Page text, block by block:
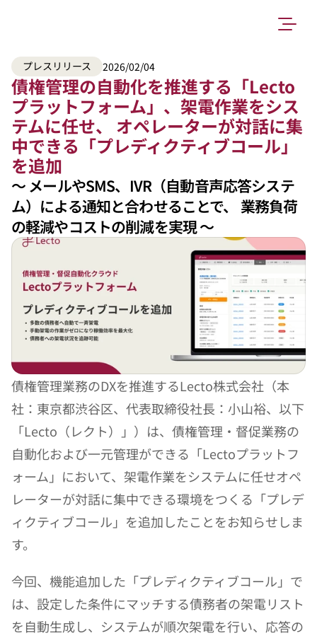
プレスリリース 2026/02/04
債権管理の自動化を推進する「Lecto
プラットフォーム」、架電作業をシス
テムに任せ、 オペレーターが対話に集
中できる「プレディクティブコール」
を追加
〜 メールやSMS、IVR（自動音声応答システ
ム）による通知と合わせることで、 業務負荷
の軽減やコストの削減を実現 〜
債権管理業務のDXを推進するLecto株式会社（本
社：東京都渋谷区、代表取締役社長：小山裕、以下
「Lecto（レクト）」）は、債権管理・督促業務の
自動化および一元管理ができる「Lectoプラットフ
ォーム」において、架電作業をシステムに任せオペ
レーターが対話に集中できる環境をつくる「プレデ
ィクティブコール」を追加したことをお知らせしま
す。
今回、機能追加した「プレディクティブコール」で
は、設定した条件にマッチする債務者の架電リスト
を自動生成し、システムが順次架電を行い、応答の